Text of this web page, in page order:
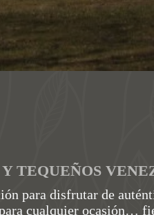
TEQUEÑOS
para disfrutar de
cualquier ocasión…